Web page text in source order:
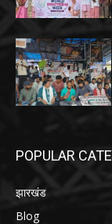
POPULAR
झारखंड
Blog